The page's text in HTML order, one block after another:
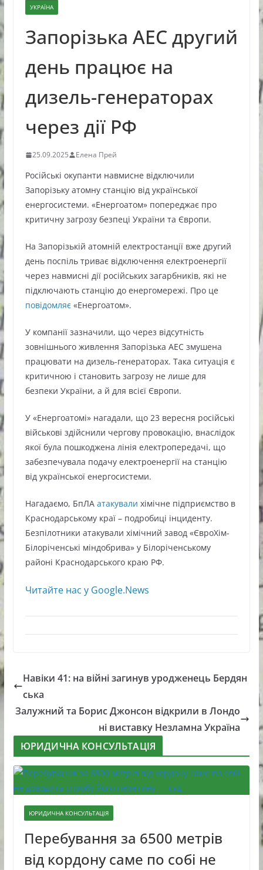
УКРАЇНА
Запорізька АЕС другий
день працює на
дизель-генераторах
через дії РФ
25.09.2025 Елена Прей
Російські окупанти навмисне відключили
Запорізьку атомну станцію від української
енергосистеми. «Енергоатом» попереджає про
критичну загрозу безпеці України та Європи.
На Запорізькій атомній електростанції вже другий
день поспіль триває відключення електроенергії
через навмисні дії російських загарбників, які не
підключають станцію до енергомережі. Про це
повідомляє«Енергоатом».
У компанії зазначили, що через відсутність
зовнішнього живлення Запорізька АЕС змушена
працювати на дизель-генераторах. Така ситуація є
критичною і становить загрозу не лише для
безпеки України, а й для всієї Європи.
У «Енергоатомі» нагадали, що 23 вересня російські
військові здійснили чергову провокацію, внаслідок
якої була пошкоджена лінія електропередачі, що
забезпечувала подачу електроенергії на станцію
від української енергосистеми.
Нагадаємо, БпЛА атакували хімічне підприємство в
Краснодарському краї – подробиці інциденту.
Безпілотники атакували хімічний завод «ЄвроХім-
Білоріченські міндобрива» у Білоріченському
районі Краснодарського краю РФ.
Читайте нас у Google.News
Навіки 41: на війні загинув уродженець Бердян
ська
Залужний та Борис Джонсон відкрили в Лондо
ні виставку Незламна Україна
ЮРИДИЧНА КОНСУЛЬТАЦІЯ
ЮРИДИЧНА КОНСУЛЬТАЦІЯ
Перебування за 6500 метрів
від кордону саме по собі не